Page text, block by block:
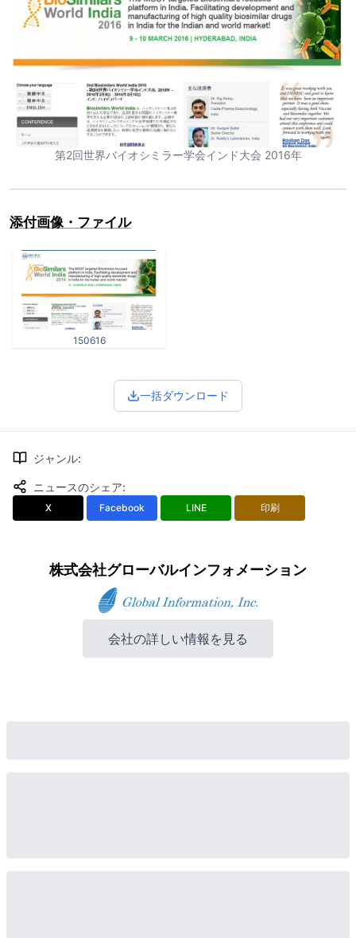
第2回世界バイオシミラー学会インド大会 2016年
添付画像・ファイル
150616
一括ダウンロード
ジャンル:
ニュースのシェア:
X Facebook LINE 印刷
株式会社グローバルインフォメーション
会社の詳しい情報を見る